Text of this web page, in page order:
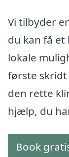
Vi tilbyder
du kan få
lokale
første
den rette
hjælp, du
Book